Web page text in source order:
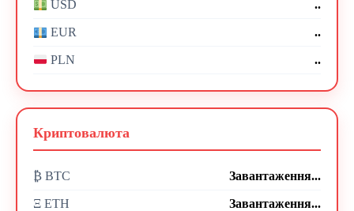
USD ..
EUR ..
PLN ..
Криптовалюта
₿ BTC Завантаження...
Ξ ETH Завантаження...